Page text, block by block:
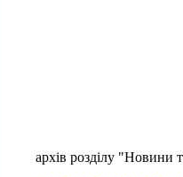
архів розділу "Новини